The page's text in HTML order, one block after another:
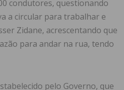
condutores, questionando
a circular para trabalhar e
Zidane, acrescentando que
para andar na rua, tendo
pelo Governo, que